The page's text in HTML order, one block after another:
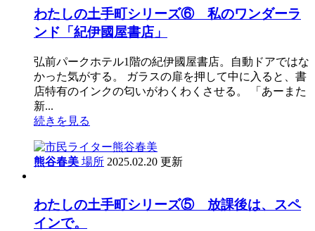
わたしの土手町シリーズ⑥ 私のワンダーラ
ンド「紀伊國屋書店」
弘前パークホテル1階の紀伊國屋書店。自動ドアではな
かった気がする。 ガラスの扉を押して中に入ると、書
店特有のインクの匂いがわくわくさせる。 「あーまた
新...
続きを見る
熊谷春美 場所 2025.02.20 更新
わたしの土手町シリーズ⑤ 放課後は、スペ
インで。